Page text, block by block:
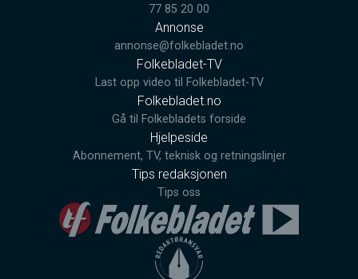
77 85 20 00
Annonse
annonse@folkebladet.no
Folkebladet-TV
Last opp video til Folkebladet-TV
Folkebladet.no
Gå til Folkebladets forside
Hjelpeside
Abonnement, TV, teknisk og retningslinjer
Tips redaksjonen
Tips oss